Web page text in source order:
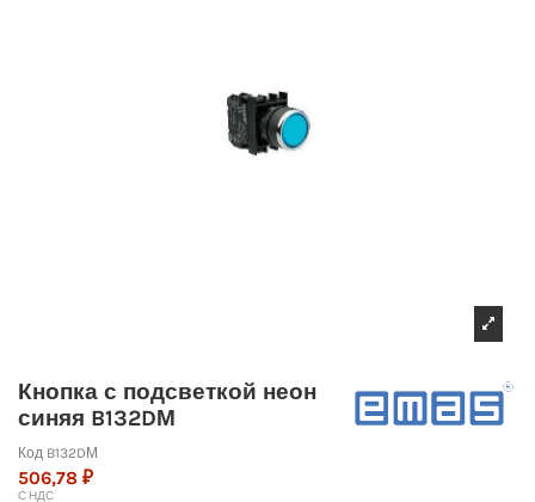
Кнопка с подсветкой неон
синяя B132DМ
Код B132DМ
506,78 ₽
С НДС